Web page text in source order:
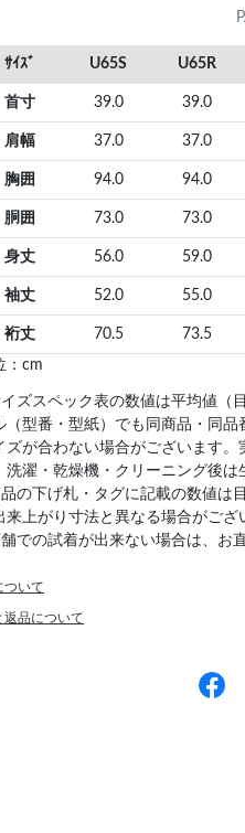
ｻｲｽﾞ U65S U65R
首寸 39.0 39.0
肩幅 37.0 37.0
胸囲 94.0 94.0
胴囲 73.0 73.0
身丈 56.0 59.0
袖丈 52.0 55.0
裄丈 70.5 73.5
：cm
ズスペック表の数値は平均値（
（型番・型紙）でも同商品・同
ズが合わない場合がございます
洗濯・乾燥機・クリーニング後は
の下げ札・タグに記載の数値は
来上がり寸法と異なる場合がござ
での試着が出来ない場合は、お
ついて
返品について